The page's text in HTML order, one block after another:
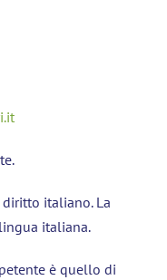
italiano. La
italiana.
è quello di